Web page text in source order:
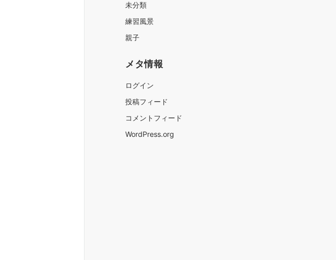
未分類
練習風景
親子
メタ情報
ログイン
投稿フィード
コメントフィード
WordPress.org